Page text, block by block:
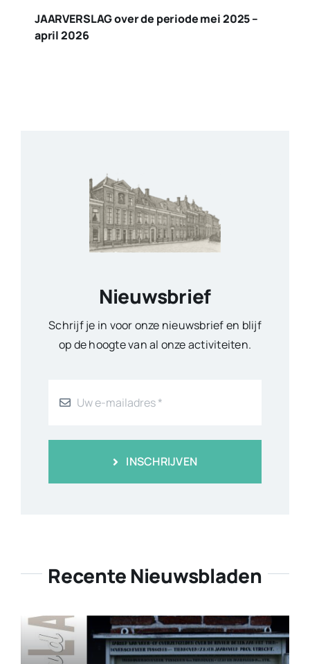
JAARVERSLAG over de periode mei 2025 –
april 2026
Nieuwsbrief
Schrijf je in voor onze nieuwsbrief en blijf
op de hoogte van al onze activiteiten.
INSCHRIJVEN
Recente Nieuwsbladen